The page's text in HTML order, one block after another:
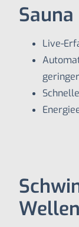
Sauna
Live-